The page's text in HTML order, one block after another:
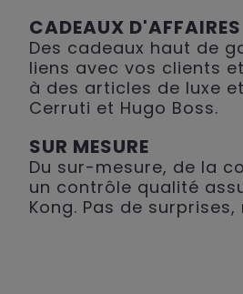
CADEAUX D'AFFAIRES
Des cadeaux haut de
liens avec vos clients
à des articles de luxe
Cerruti et Hugo Boss.
SUR MESURE
Du sur-mesure, de la
un contrôle qualité
Kong. Pas de